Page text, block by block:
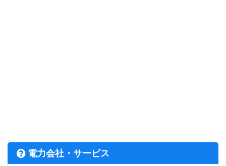
電力会社・サービス